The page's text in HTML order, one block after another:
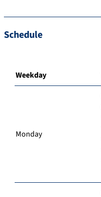
Schedule
Weekday
Monday